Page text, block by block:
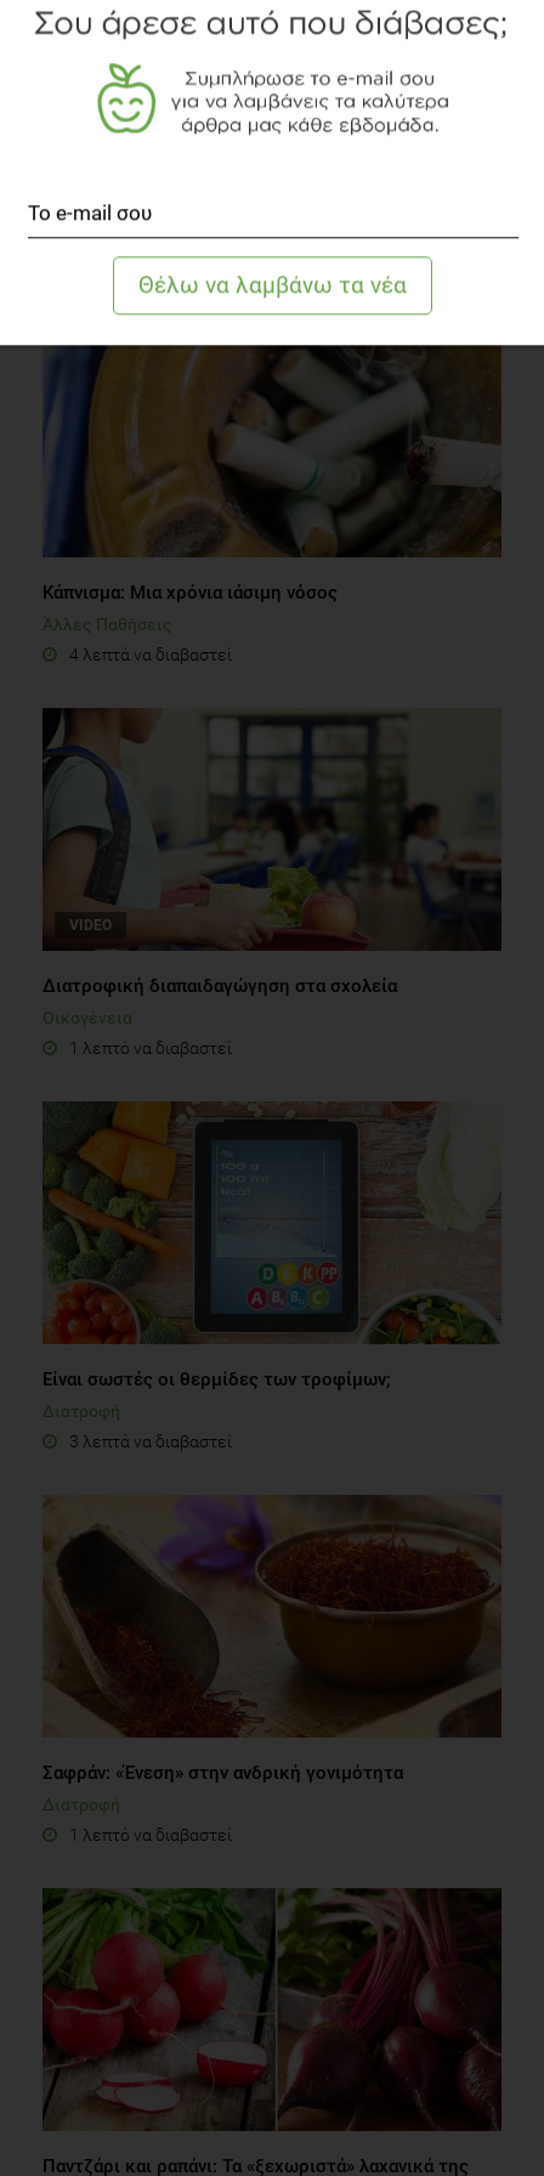
Associations with Dietary Intake and Weight Status among a
Diverse Sample of Young Children. Journal of the Academy of
Nutrition and Dietetics, 119(9), 1462–1469.
https://doi.org/10.1016/j.jand.2019.02.013
phone-laptop-tv-a9508751.html
https://time.com/5592329/experts-say-how-much-is-the-
wrong-way-to-assess-screen-time/
Δείτε το διαιτολογικό γραφείο
TOPICS
ΔΙΑΒΑΣΤΕ ΑΚΟΜΗ
Κάπνισμα: Μια χρόνια ιάσιμη νόσος
Άλλες Παθήσεις
4 λεπτά να διαβαστεί
VIDEO
Διατροφική διαπαιδαγώγηση στα σχολεία
Οικογένεια
1 λεπτό να διαβαστεί
Eίναι σωστές οι θερμίδες των τροφίμων;
Διατροφή
3 λεπτά να διαβαστεί
Σαφράν: «Ένεση» στην ανδρική γονιμότητα
Διατροφή
1 λεπτό να διαβαστεί
Παντζάρι και ραπάνι: Τα «ξεχωριστά» λαχανικά της